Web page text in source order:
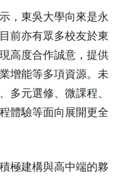
，東吳大學向來是永
前亦有眾多校友於東
高度合作誠意，提供
增能等多項資源。未
多元選修、微課程、
體驗等面向展開更全
極建構與高中端的夥